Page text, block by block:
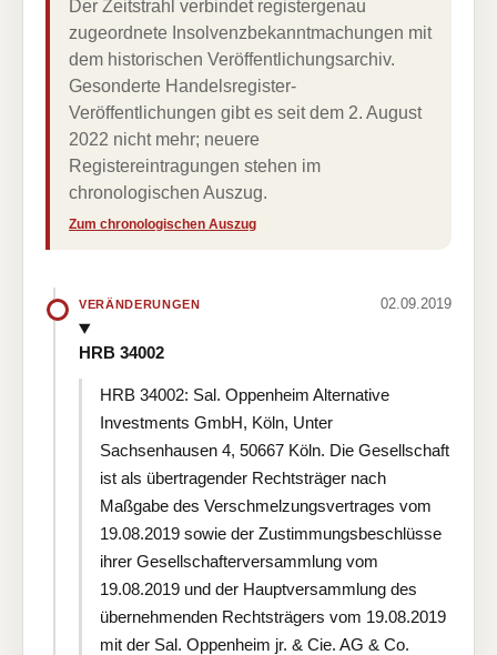
Der Zeitstrahl verbindet registergenau
zugeordnete Insolvenzbekanntmachungen mit
dem historischen Veröffentlichungsarchiv.
Gesonderte Handelsregister-
Veröffentlichungen gibt es seit dem 2. August
2022 nicht mehr; neuere
Registereintragungen stehen im
chronologischen Auszug.
Zum chronologischen Auszug
VERÄNDERUNGEN 02.09.2019
HRB 34002
HRB 34002: Sal. Oppenheim Alternative
Investments GmbH, Köln, Unter
Sachsenhausen 4, 50667 Köln. Die Gesellschaft
ist als übertragender Rechtsträger nach
Maßgabe des Verschmelzungsvertrages vom
19.08.2019 sowie der Zustimmungsbeschlüsse
ihrer Gesellschafterversammlung vom
19.08.2019 und der Hauptversammlung des
übernehmenden Rechtsträgers vom 19.08.2019
mit der Sal. Oppenheim jr. & Cie. AG & Co.